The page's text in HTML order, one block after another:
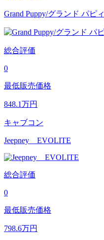
Grand Puppy/グランド パピィ
総合評価
0
最低販売価格
848.1万円
キャブコン
Jeepney EVOLITE
総合評価
0
最低販売価格
798.6万円